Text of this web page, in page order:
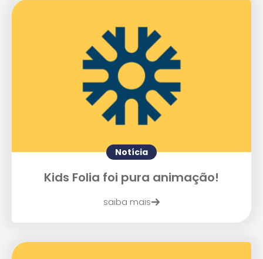
Notícia
Kids Folia foi pura animação!
saiba mais